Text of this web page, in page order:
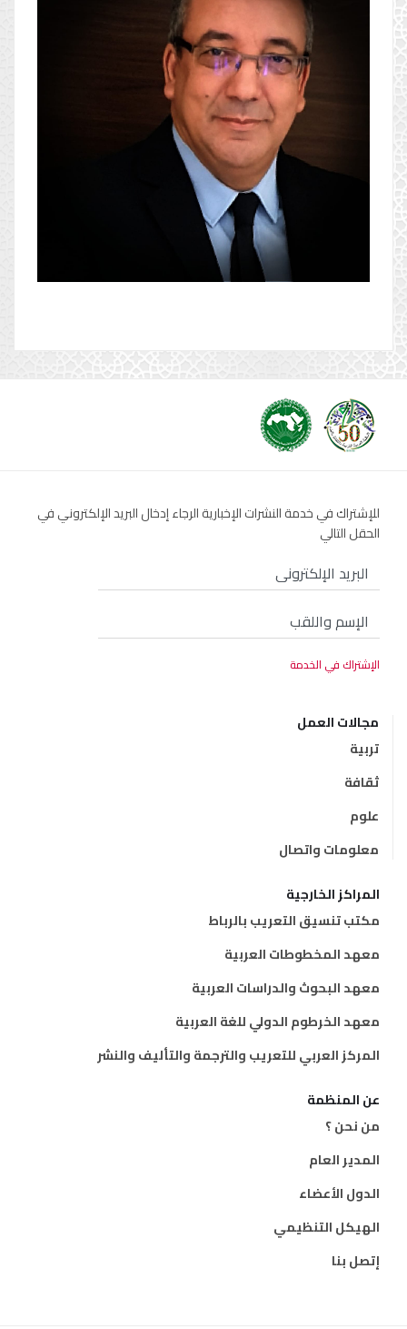
للإشتراك في خدمة النشرات الإخبارية الرجاء إدخال البريد الإلكتروني في
الحقل التالي
مجالات العمل
تربية
ثقافة
علوم
معلومات واتصال
المراكز الخارجية
مكتب تنسيق التعريب بالرباط
معهد المخطوطات العربية
معهد البحوث والدراسات العربية
معهد الخرطوم الدولي للغة العربية
المركز العربي للتعريب والترجمة والتأليف والنشر
عن المنظمة
من نحن ؟
المدير العام
الدول الأعضاء
الهيكل التنظيمي
إتصل بنا